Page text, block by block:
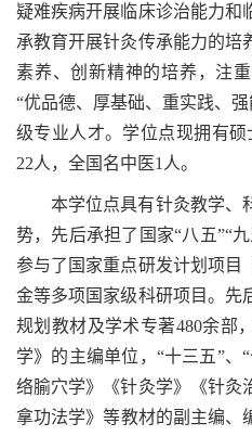
疑难疾病开展临床诊治能力和
承教育开展针灸传承能力的培
素养、创新精神的培养，注
“优品德、厚基础、重实践、
级专业人才。学位点现拥有
22人，全国名中医1人。
本学位点具有针灸教学、
势，先后承担了国家“八五”“
参与了国家重点研发计划项目
金等多项国家级科研项目。先
规划教材及学术专著480余部
学》的主编单位，“十三五”、
络腧穴学》《针灸学》《针灸
拿功法学》等教材的副主编、